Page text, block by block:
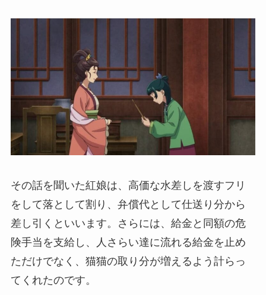
その話を聞いた紅娘は、高価な水差しを渡すフリ
をして落として割り、弁償代として仕送り分から
差し引くといいます。さらには、給金と同額の危
険手当を支給し、人さらい達に流れる給金を止め
ただけでなく、猫猫の取り分が増えるよう計らっ
てくれたのです。